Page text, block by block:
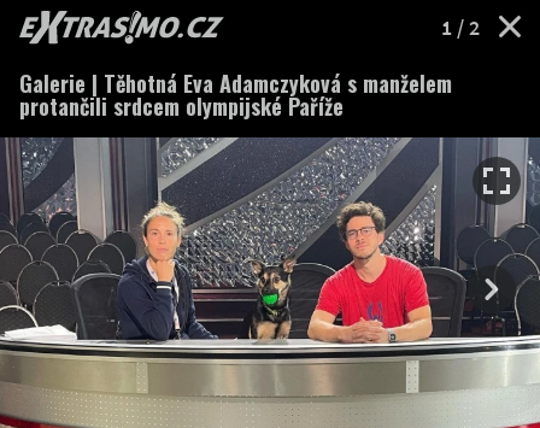
EXTRASIMO.cz 1 / 2
Galerie | Těhotná Eva Adamczyková s manželem
protančili srdcem olympijské Paříže